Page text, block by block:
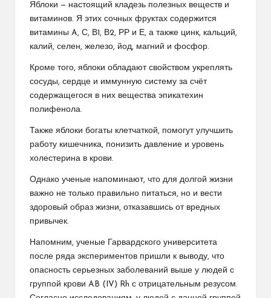
Яблоки — настоящий кладезь полезных веществ и
витаминов. Я этих сочных фруктах содержится
витамины A, С, В1, В2, РР и Е, а также цинк, кальций,
калий, селен, железо, йод, магний и фосфор.
Кроме того, яблоки обладают свойством укреплять
сосуды, сердце и иммунную систему за счёт
содержащегося в них вещества эпикатехин
полифенола.
Также яблоки богаты клетчаткой, помогут улучшить
работу кишечника, понизить давление и уровень
холестерина в крови.
Однако ученые напоминают, что для долгой жизни
важно не только правильно питаться, но и вести
здоровый образ жизни, отказавшись от вредных
привычек.
Напомним, ученые Гарвардского университета
после ряда экспериментов пришли к выводу, что
опасность серьезных заболеваний выше у людей с
группой крови AB (IV) Rh с отрицательным резусом.